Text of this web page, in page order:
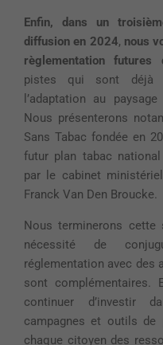
Enfin, dans un
diffusion en 2024, nous
règlementation
pistes qui sont déjà
l’adaptation au
Nous présenterons
Sans Tabac fondée en
futur plan tabac
par le cabinet
Franck Van Den Broucke.
Nous terminerons
nécessité de
réglementation avec des
sont
continuer d’investir
campagnes et outils
chaque citoyen des